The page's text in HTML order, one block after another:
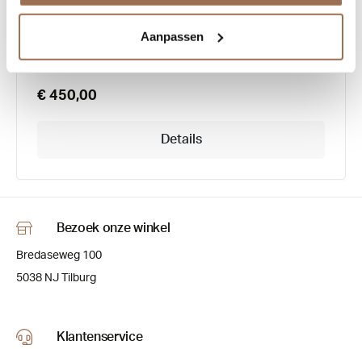
Aanpassen
€ 450,00
Details
Bezoek onze winkel
Bredaseweg 100
5038 NJ Tilburg
Klantenservice